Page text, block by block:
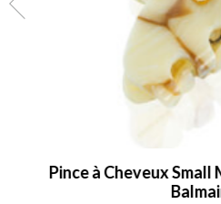
Pince à Cheveux Small